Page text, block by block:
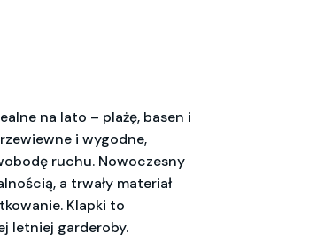
na lato – plażę, basen i
i wygodne,
ruchu. Nowoczesny
a trwały materiał
Klapki to
letniej garderoby.